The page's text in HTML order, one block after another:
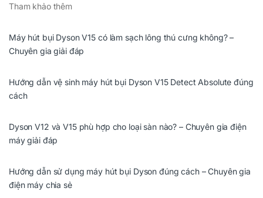
Tham khảo thêm
Máy hút bụi Dyson V15 có làm sạch lông thú cưng không? –
Chuyên gia giải đáp
Hướng dẫn vệ sinh máy hút bụi Dyson V15 Detect Absolute đúng
cách
Dyson V12 và V15 phù hợp cho loại sàn nào? – Chuyên gia điện
máy giải đáp
Hướng dẫn sử dụng máy hút bụi Dyson đúng cách – Chuyên gia
điện máy chia sẻ